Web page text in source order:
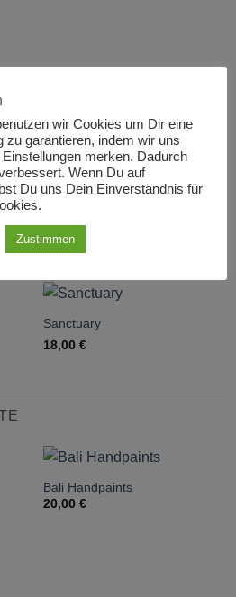
GEFALLEN …
Sanctuary
18,00 €
Bali Handpaints
20,00 €
wir Cookies um Dir eine
zu garantieren, indem wir uns
merken. Dadurch
Wenn Du auf
Du uns Dein Einverständnis für
Zustimmen